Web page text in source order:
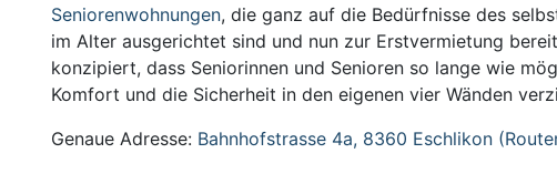
Seniorenwohnungen, die ganz auf die Bedürfnisse des
im Alter ausgerichtet sind und nun zur Erstvermietung
konzipiert, dass Seniorinnen und Senioren so lange wie
Komfort und die Sicherheit in den eigenen vier Wänden
Genaue Adresse: Bahnhofstrasse 4a, 8360 Eschlikon